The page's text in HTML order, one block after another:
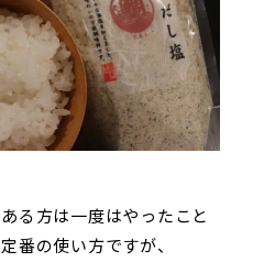
る方は一度はやったこと
番の使い方ですが、